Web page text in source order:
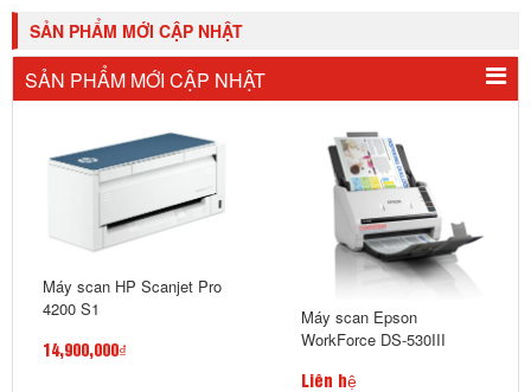
SẢN PHẨM MỚI CẬP NHẬT
SẢN PHẨM MỚI CẬP NHẬT
Máy scan HP Scanjet Pro
4200 S1
14,900,000₫
Máy scan Epson
WorkForce DS-530III
Liên hệ